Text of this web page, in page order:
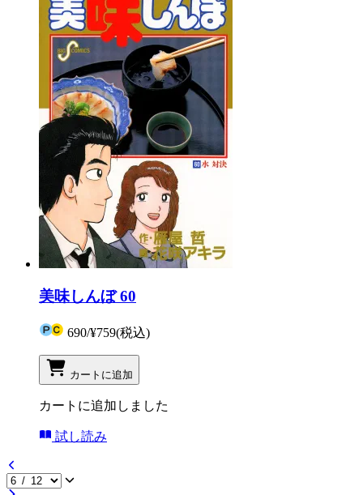
美味しんぼ 60
690/¥759(税込)
カートに追加
カートに追加しました
試し読み